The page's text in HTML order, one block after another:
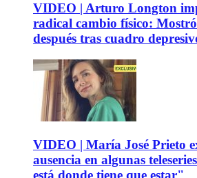
VIDEO | Arturo Longton
radical cambio físico:
después tras cuadro
VIDEO | María José Prieto
ausencia en algunas
está donde tiene que estar"